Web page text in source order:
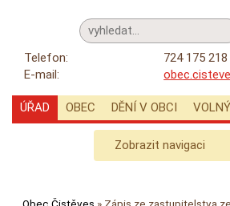
Telefon:
724 175
E-mail:
ÚŘAD OBEC DĚNÍ V OBCI
Zobrazit navigaci